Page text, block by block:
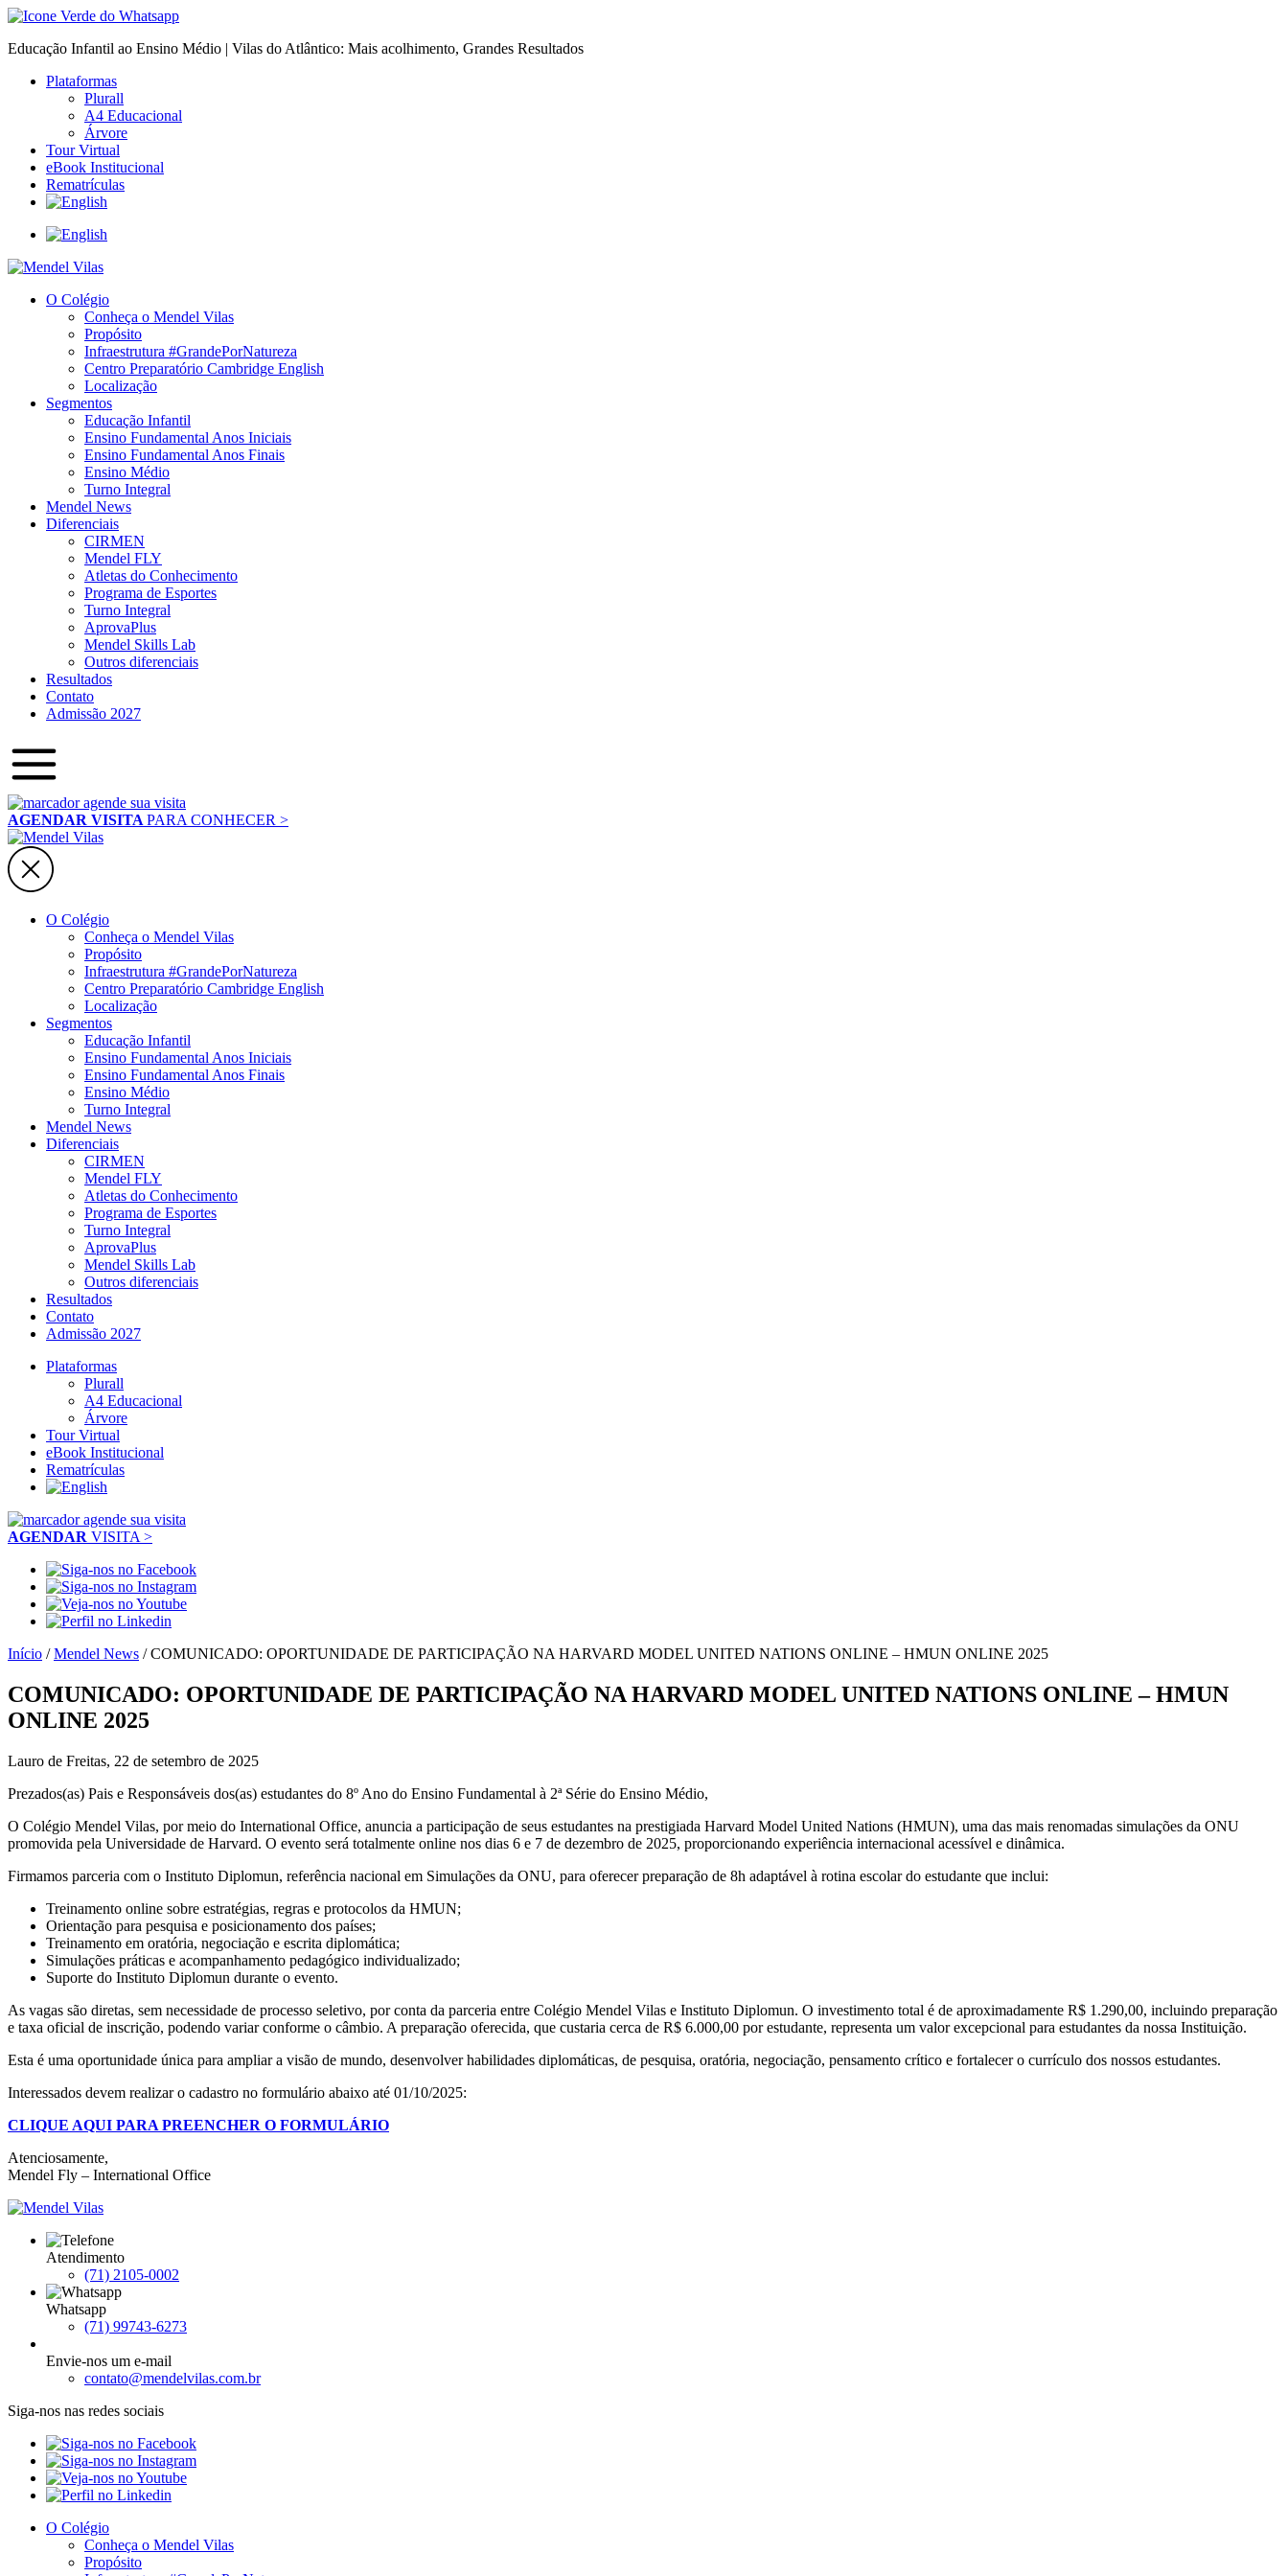
Educação Infantil ao Ensino Médio | Vilas do Atlântico: Mais acolhimento, Grandes Resultados
Plataformas
Plurall
A4 Educacional
Árvore
Tour Virtual
eBook Institucional
Rematrículas
O Colégio
Conheça o Mendel Vilas
Propósito
Infraestrutura #GrandePorNatureza
Centro Preparatório Cambridge English
Localização
Segmentos
Educação Infantil
Ensino Fundamental Anos Iniciais
Ensino Fundamental Anos Finais
Ensino Médio
Turno Integral
Mendel News
Diferenciais
CIRMEN
Mendel FLY
Atletas do Conhecimento
Programa de Esportes
Turno Integral
AprovaPlus
Mendel Skills Lab
Outros diferenciais
Resultados
Contato
Admissão 2027
AGENDAR VISITA PARA CONHECER >
O Colégio
Conheça o Mendel Vilas
Propósito
Infraestrutura #GrandePorNatureza
Centro Preparatório Cambridge English
Localização
Segmentos
Educação Infantil
Ensino Fundamental Anos Iniciais
Ensino Fundamental Anos Finais
Ensino Médio
Turno Integral
Mendel News
Diferenciais
CIRMEN
Mendel FLY
Atletas do Conhecimento
Programa de Esportes
Turno Integral
AprovaPlus
Mendel Skills Lab
Outros diferenciais
Resultados
Contato
Admissão 2027
Plataformas
Plurall
A4 Educacional
Árvore
Tour Virtual
eBook Institucional
Rematrículas
AGENDAR VISITA >
Início /Mendel News /COMUNICADO: OPORTUNIDADE DE PARTICIPAÇÃO NA HARVARD MODEL UNITED NATIONS ONLINE – HMUN ONLINE 2025
COMUNICADO: OPORTUNIDADE DE PARTICIPAÇÃO NA HARVARD MODEL UNITED NATIONS ONLINE – HMUN
ONLINE 2025
Lauro de Freitas, 22 de setembro de 2025
Prezados(as) Pais e Responsáveis dos(as) estudantes do 8º Ano do Ensino Fundamental à 2ª Série do Ensino Médio,
O Colégio Mendel Vilas, por meio do International Office, anuncia a participação de seus estudantes na prestigiada Harvard Model United Nations (HMUN), uma das mais renomadas simulações da ONU
promovida pela Universidade de Harvard. O evento será totalmente online nos dias 6 e 7 de dezembro de 2025, proporcionando experiência internacional acessível e dinâmica.
Firmamos parceria com o Instituto Diplomun, referência nacional em Simulações da ONU, para oferecer preparação de 8h adaptável à rotina escolar do estudante que inclui:
Treinamento online sobre estratégias, regras e protocolos da HMUN;
Orientação para pesquisa e posicionamento dos países;
Treinamento em oratória, negociação e escrita diplomática;
Simulações práticas e acompanhamento pedagógico individualizado;
Suporte do Instituto Diplomun durante o evento.
As vagas são diretas, sem necessidade de processo seletivo, por conta da parceria entre Colégio Mendel Vilas e Instituto Diplomun. O investimento total é de aproximadamente R$ 1.290,00, incluindo preparação
e taxa oficial de inscrição, podendo variar conforme o câmbio. A preparação oferecida, que custaria cerca de R$ 6.000,00 por estudante, representa um valor excepcional para estudantes da nossa Instituição.
Esta é uma oportunidade única para ampliar a visão de mundo, desenvolver habilidades diplomáticas, de pesquisa, oratória, negociação, pensamento crítico e fortalecer o currículo dos nossos estudantes.
Interessados devem realizar o cadastro no formulário abaixo até 01/10/2025:
CLIQUE AQUI PARA PREENCHER O FORMULÁRIO
Atenciosamente,
Mendel Fly – International Office
Atendimento
(71) 2105-0002
Whatsapp
(71) 99743-6273
Envie-nos um e-mail
contato@mendelvilas.com.br
Siga-nos nas redes sociais
O Colégio
Conheça o Mendel Vilas
Propósito